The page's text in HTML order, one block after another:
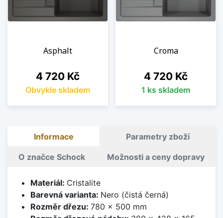
Asphalt
Cena
4 720 Kč
Obvykle skladem
Croma
Cena
4 720 Kč
1 ks skladem
Informace Parametry zboží
O značce Schock Možnosti a ceny dopravy
Materiál: Cristalite
Barevná varianta: Nero (čistá černá)
Rozměr dřezu: 780 x 500 mm